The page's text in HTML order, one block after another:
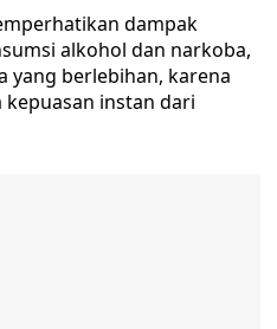
dampak
alkohol dan narkoba,
yang berlebihan, karena
instan dari